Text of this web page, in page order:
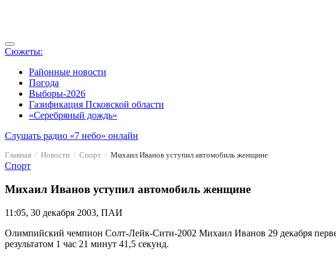
Сюжеты:
Районные новости
Погода
Выборы-2026
Газификация Псковской области
«Серебряный дождь»
Слушать радио «7 небо» онлайн
Главная Новости Спорт Михаил Иванов уступил автомобиль женщине
Спорт
Михаил Иванов уступил автомобиль женщине
11:05, 30 декабря 2003, ПАИ
Олимпийский чемпион Солт-Лейк-Сити-2002 Михаил Иванов 29 декабря
результатом 1 час 21 минут 41,5 секунд.